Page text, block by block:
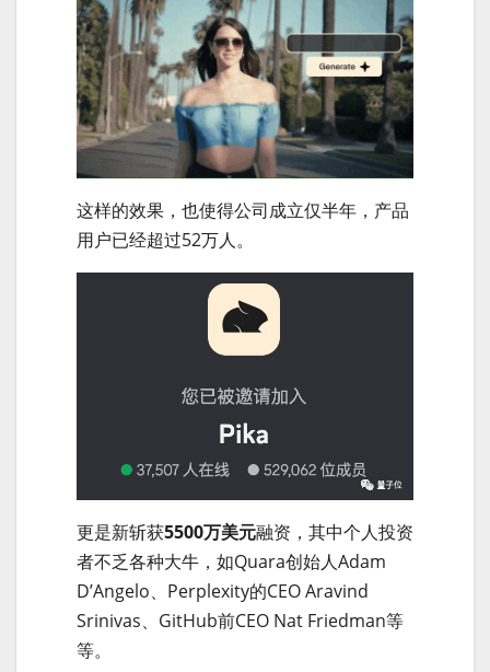
这样的效果，也使得公司成立仅半年，产品
用户已经超过52万人。
更是新斩获5500万美元融资，其中个人投资
者不乏各种大牛，如Quara创始人Adam
D’Angelo、Perplexity的CEO Aravind
Srinivas、GitHub前CEO Nat Friedman等
等。